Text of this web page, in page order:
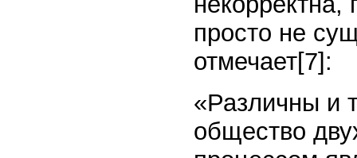
просто не
отмечает[7]:
«Различны и
общество